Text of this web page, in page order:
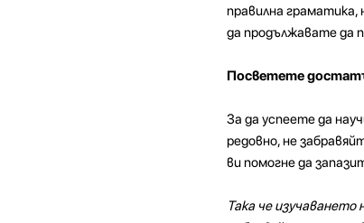
правилна
да продължавате да
Посветете
За да успеете да
редовно, не
ви помогне да
Така че